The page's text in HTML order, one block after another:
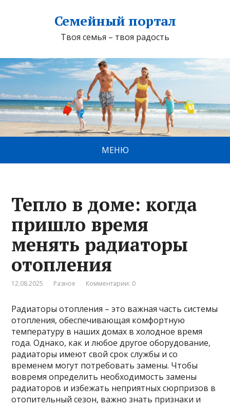
Семейный портал
Твоя семья – твоя радость
МЕНЮ
Тепло в доме: когда
пришло время
менять радиаторы
отопления
12.08.2025 Разное Комментарии: 0
Радиаторы отопления – это важная часть системы
отопления, обеспечивающая комфортную
температуру в наших домах в холодное время
года. Однако, как и любое другое оборудование,
радиаторы имеют свой срок службы и со
временем могут потребовать замены. Чтобы
вовремя определить необходимость замены
радиаторов и избежать неприятных сюрпризов в
отопительный сезон, важно знать признаки и